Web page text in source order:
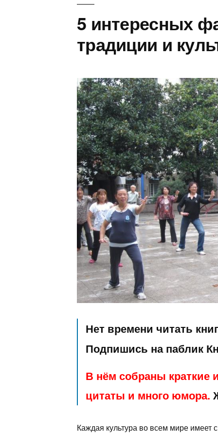
5 интересных
традиции и
Нет времени читать
Подпишись на паблик
В нём собраны краткие
цитаты и много юмора.
Каждая культура во всем мире имеет